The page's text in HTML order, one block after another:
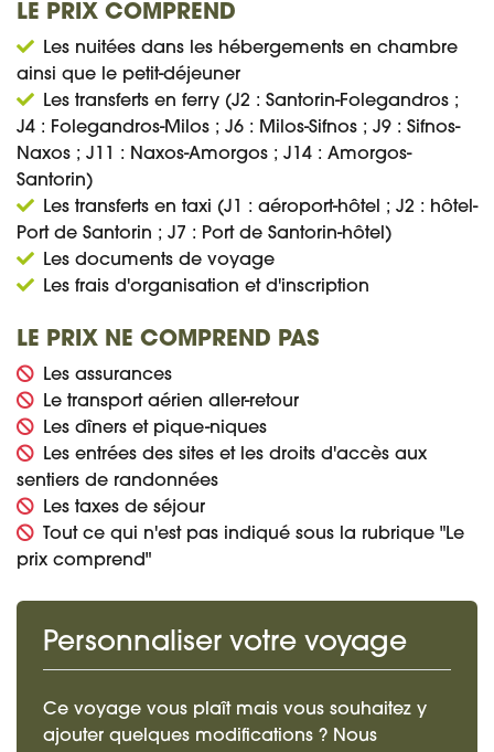
LE PRIX COMPREND
Les nuitées dans les hébergements en chambre
ainsi que le petit-déjeuner
Les transferts en ferry (J2 : Santorin-Folegandros ;
J4 : Folegandros-Milos ; J6 : Milos-Sifnos ; J9 : Sifnos-
Naxos ; J11 : Naxos-Amorgos ; J14 : Amorgos-
Santorin)
Les transferts en taxi (J1 : aéroport-hôtel ; J2 : hôtel-
Port de Santorin ; J7 : Port de Santorin-hôtel)
Les documents de voyage
Les frais d'organisation et d'inscription
LE PRIX NE COMPREND PAS
Les assurances
Le transport aérien aller-retour
Les dîners et pique-niques
Les entrées des sites et les droits d'accès aux
sentiers de randonnées
Les taxes de séjour
Tout ce qui n'est pas indiqué sous la rubrique "Le
prix comprend"
Personnaliser votre voyage
Ce voyage vous plaît mais vous souhaitez y
ajouter quelques modifications ? Nous